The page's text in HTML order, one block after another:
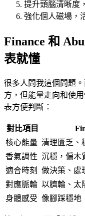
提升頭腦清晰度
強化個人磁場，
Finance 和
表就懂
很多人問我這個問題
方，但能量走向和使
表方便判斷：
對比項目
核心能量 清理匱乏、
香氣調性 沉穩，偏木
適合時刻
做決策、處
對應脈輪 以臍輪、太
身體感受 像腳踩穩地